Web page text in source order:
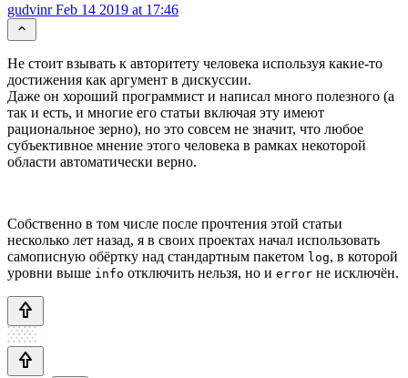
gudvinrFeb 14 2019 at 17:46
Не стоит взывать к авторитету человека используя какие-то
достижения как аргумент в дискуссии.
Даже он хороший программист и написал много полезного (а
так и есть, и многие его статьи включая эту имеют
рациональное зерно), но это совсем не значит, что любое
субъективное мнение этого человека в рамках некоторой
области автоматически верно.
Собственно в том числе после прочтения этой статьи
несколько лет назад, я в своих проектах начал использовать
самописную обёртку над стандартным пакетом log, в которой
уровни выше info отключить нельзя, но и error не исключён.